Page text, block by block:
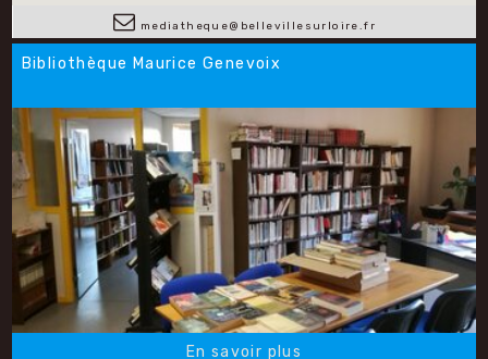
mediatheque@bellevillesurloire.fr
Bibliothèque Maurice Genevoix